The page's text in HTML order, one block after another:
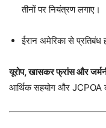
तीनों पर नियंत्रण लगाए।
ईरान अमेरिका से प्रतिबंध
यूरोप, खासकर फ्रांस और
आर्थिक सहयोग और JCPOA